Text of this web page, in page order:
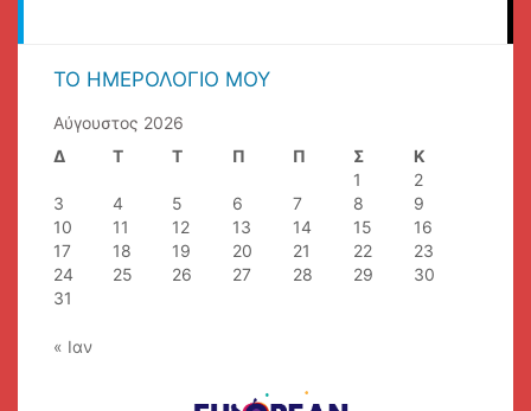
ΤΟ ΗΜΕΡΟΛΌΓΙΌ ΜΟΥ
Αύγουστος 2026
Δ
Τ Τ Π Π Σ
Κ
1
2
3
4 5 6 7 8
9
10
11 12 13 14 15
16
17
18 19 20 21 22
23
24
25 26 27 28 29
30
31
« Ιαν